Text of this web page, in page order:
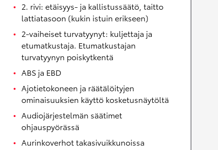
2. rivi: etäisyys- ja kallistussäätö, taitto
lattiatasoon (kukin istuin erikseen)
2-vaiheiset turvatyynyt: kuljettaja ja
etumatkustaja. Etumatkustajan
turvatyynyn poiskytkentä
ABS ja EBD
Ajotietokoneen ja räätälöityjen
ominaisuuksien käyttö kosketusnäytöltä
Audiojärjestelmän säätimet
ohjauspyörässä
Aurinkoverhot takasivuikkunoissa